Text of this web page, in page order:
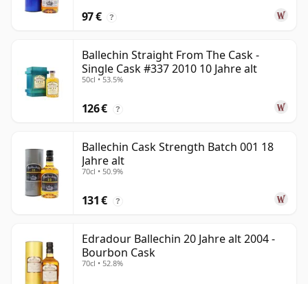
97 € ?
Ballechin Straight From The Cask -
Single Cask #337 2010 10 Jahre alt
50cl • 53.5%
126 € ?
Ballechin Cask Strength Batch 001 18
Jahre alt
70cl • 50.9%
131 € ?
Edradour Ballechin 20 Jahre alt 2004 -
Bourbon Cask
70cl • 52.8%